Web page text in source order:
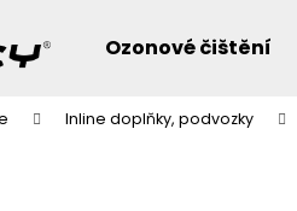
Ozonové čištění
Inline doplňky, podvozky